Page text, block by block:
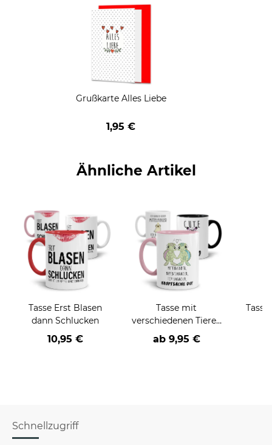
Grußkarte Alles Liebe
1,95 €
Ähnliche Artikel
Tasse Erst Blasen
dann Schlucken
10,95 €
Tasse mit
verschiedenen Tieren
und Sprüchen
ab 9,95 €
Schnellzugriff